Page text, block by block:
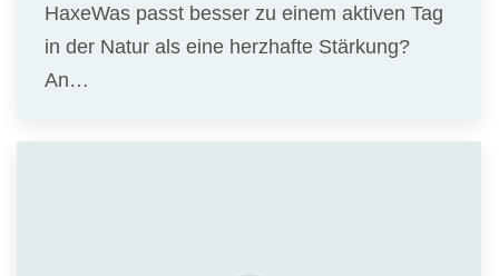
HaxeWas passt besser zu einem aktiven Tag
in der Natur als eine herzhafte Stärkung?
An…